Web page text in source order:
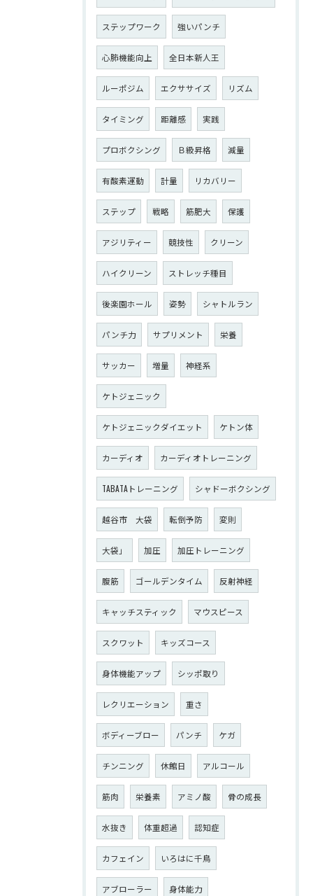
ステップワーク 強いパンチ
心肺機能向上 全日本新人王
ルーポジム エクササイズ リズム
タイミング 距離感 実践
プロボクシング Ｂ級昇格 減量
有酸素運動 計量 リカバリー
ステップ 戦略 筋肥大 保護
アジリティー 競技性 クリーン
ハイクリーン ストレッチ種目
後楽園ホール 姿勢 シャトルラン
パンチ力 サプリメント 栄養
サッカー 増量 神経系
ケトジェニック
ケトジェニックダイエット ケトン体
カーディオ カーディオトレーニング
TABATAトレーニング シャドーボクシング
越谷市 大袋 転倒予防 変則
大袋」 加圧 加圧トレーニング
腹筋 ゴールデンタイム 反射神経
キャッチスティック マウスピース
スクワット キッズコース
身体機能アップ シッポ取り
レクリエーション 重さ
ボディーブロー パンチ ケガ
チンニング 休館日 アルコール
筋肉 栄養素 アミノ酸 骨の成長
水抜き 体重超過 認知症
カフェイン いろはに千鳥
アブローラー 身体能力